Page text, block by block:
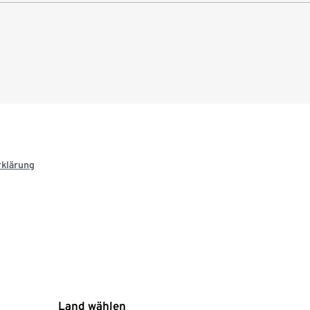
Land wählen